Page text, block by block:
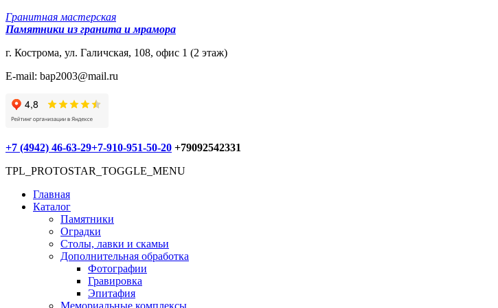
Гранитная мастерская
Памятники из гранита и мрамора
г. Кострома, ул. Галичская, 108, офис 1 (2 этаж)
E-mail: bap2003@mail.ru
+7 (4942) 46-63-29+7-910-951-50-20 +79092542331
TPL_PROTOSTAR_TOGGLE_MENU
Главная
Каталог
Памятники
Оградки
Столы, лавки и скамьи
Дополнительная обработка
Фотографии
Гравировка
Эпитафия
Мемориальные комплексы